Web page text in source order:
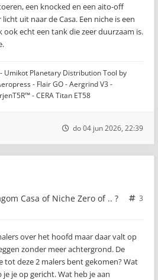
een knocked en een aito-off
uit naar de Casa. Een niche is een
echt een tank die zeer duurzaam is.
Umikot Planetary Distribution Tool by
- Flair GO - Aergrind V3 -
- CERA Titan ET58
do 04 jun 2026, 22:39
Casa of Niche Zero of .. ?
3
over het hoofd maar daar valt op
zonder meer achtergrond. De
tot deze 2 malers bent gekomen? Wat
je op gericht. Wat heb je aan